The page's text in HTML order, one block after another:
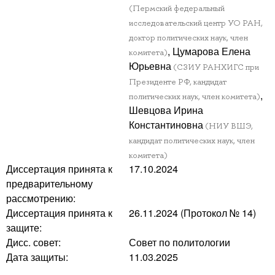
(Пермский федеральный
исследовательский центр УО РАН,
доктор политических наук, член
комитета), Цумарова Елена
Юрьевна (СЗИУ РАНХИГС при
Президенте РФ, кандидат
политических наук, член комитета),
Шевцова Ирина
Константиновна (НИУ ВШЭ,
кандидат политических наук, член
комитета)
Диссертация принята к
предварительному
рассмотрению:
17.10.2024
Диссертация принята к
защите:
26.11.2024 (Протокол № 14)
Дисс. совет:
Совет по политологии
Дата защиты:
11.03.2025